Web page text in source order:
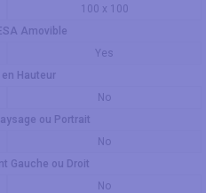
100 x 100
Amovible
Yes
en Hauteur
No
ou Portrait
No
Gauche ou Droit
No